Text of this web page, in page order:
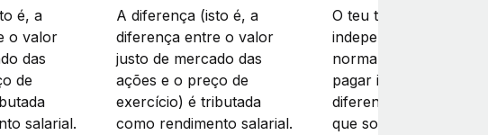
é, a
o valor
das
de
salarial.
A diferença (isto é, a
diferença entre o valor
justo de mercado das
ações e o preço de
exercício) é tributada
como rendimento salarial.
O teu trabalhador
independente
normalmente terá de
pagar impostos sobre
diferença da mesma
que sobre o seu